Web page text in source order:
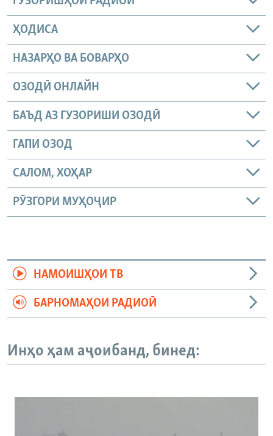
ҲОДИСА
НАЗАРҲО ВА БОВАРҲО
ОЗОДӢ ОНЛАЙН
БАЪД АЗ ГУЗОРИШИ ОЗОДӢ
ГАПИ ОЗОД
САЛОМ, ХОҲАР
РӮЗГОРИ МУҲОҶИР
НАМОИШҲОИ ТВ
БАРНОМАҲОИ РАДИОӢ
Инҳо ҳам аҷоибанд, бинед: